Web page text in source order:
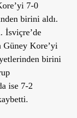
7-0
birini aldı.
İsviçre’de
Güney Kore’yi
birini
ise 7-2